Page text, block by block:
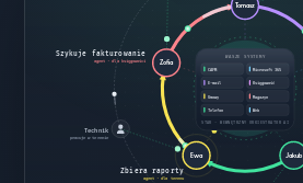
Technik
pracuje w terenie
WASZE SYSTEMY
CAFM Microsoft 365
E-mail Księgowość
Umowy Magazyn
Telefon Web
STAR · WEWNĘTRZNY ORKIESTRATOR AI
Tomasz
Jakub
Ewa
Zbiera raporty
agent · dla terenu
Zofia
Szykuje fakturowanie
agent · dla księgowości